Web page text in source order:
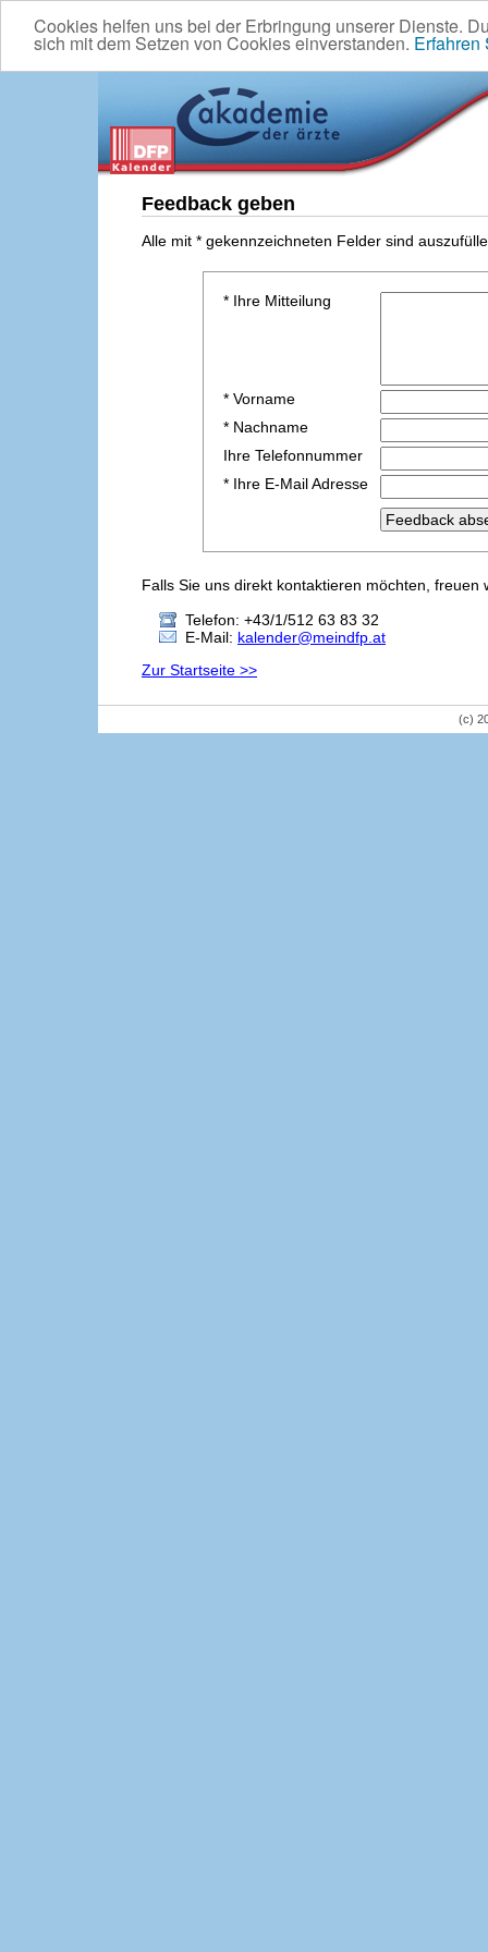
Cookies helfen uns bei der Erbringung unserer Dienste.
sich mit dem Setzen von Cookies einverstanden. Erfahren
Feedback geben
Alle mit * gekennzeichneten Felder sind
* Ihre Mitteilung
* Vorname
* Nachname
Ihre Telefonnummer
* Ihre E-Mail Adresse
Falls Sie uns direkt kontaktieren möchten,
Telefon: +43/1/512 63 83 32
E-Mail: kalender@meindfp.at
Zur Startseite >>
(c)